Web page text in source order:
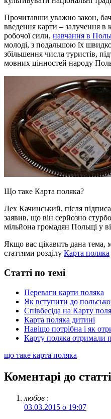
Прочитавши уважно закон,
введення карти – залучення в
робочої сили, навчання в
молоді, з подальшою їх
збільшення числа туристів,
мовних цінностей народу
Що таке Карта поляка?
Лех Качинський, після
заявив, що він серйозно
мільйона громадян Польщі у
Якщо вас цікавить дана тема,
статтями розділу Карта поляка
Статті по темі
Переваги карти поляка
Як вступити до
Співбесіда на Карту
Карта поляка дитині
Навіщо потрібна і як
Карту поляка отримали
що таке карта поляка
Коментарі до статті
любов :
03.03.2015 о 19:07